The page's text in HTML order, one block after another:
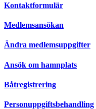
Kontaktformulär
Medlemsansökan
Ändra medlemsuppgifter
Ansök om hamnplats
Båtregistrering
Personuppgiftsbehandling